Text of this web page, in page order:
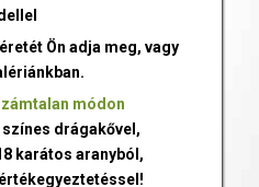
Ön adja meg, vagy
módon
színes drágakővel,
karátos aranyból,